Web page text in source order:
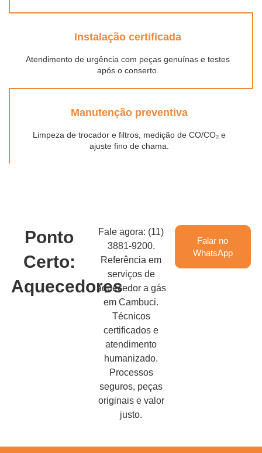
Instalação certificada
Atendimento de urgência com peças genuínas e testes
após o conserto.
Manutenção preventiva
Limpeza de trocador e filtros, medição de CO/CO₂ e
ajuste fino de chama.
Ponto
Certo:
Aquecedores
Fale agora: (11)
3881-9200.
Referência em
serviços de
aquecedor a gás
em Cambuci.
Técnicos
certificados e
atendimento
humanizado.
Processos
seguros, peças
originais e valor
justo.
Falar no
WhatsApp